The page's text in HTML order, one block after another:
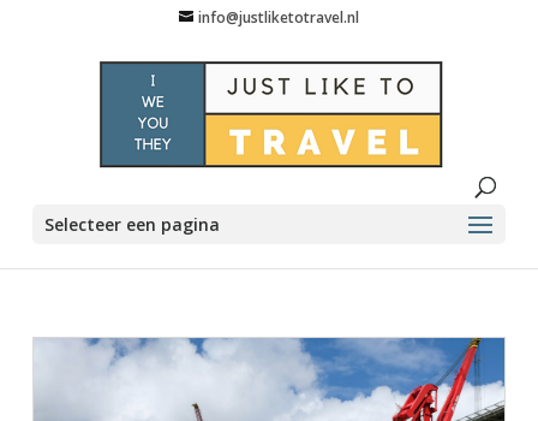
info@justliketotravel.nl
Selecteer een pagina